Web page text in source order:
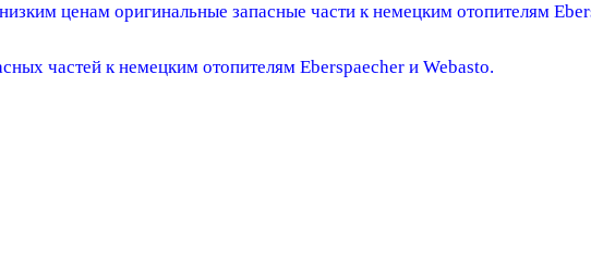
ценам оригинальные запасные части к немецким отопителям
частей к немецким отопителям Eberspaecher и Webasto.